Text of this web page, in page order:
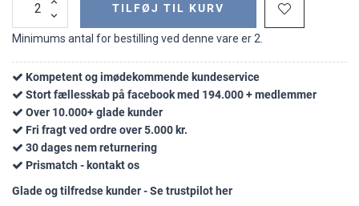
TILFØJ TIL KURV
Minimums antal for bestilling ved denne vare er 2.
Kompetent og imødekommende kundeservice
Stort fællesskab på facebook med 194.000 + medlemmer
Over 10.000+ glade kunder
Fri fragt ved ordre over 5.000 kr.
30 dages nem returnering
Prismatch - kontakt os
Glade og tilfredse kunder - Se trustpilot her